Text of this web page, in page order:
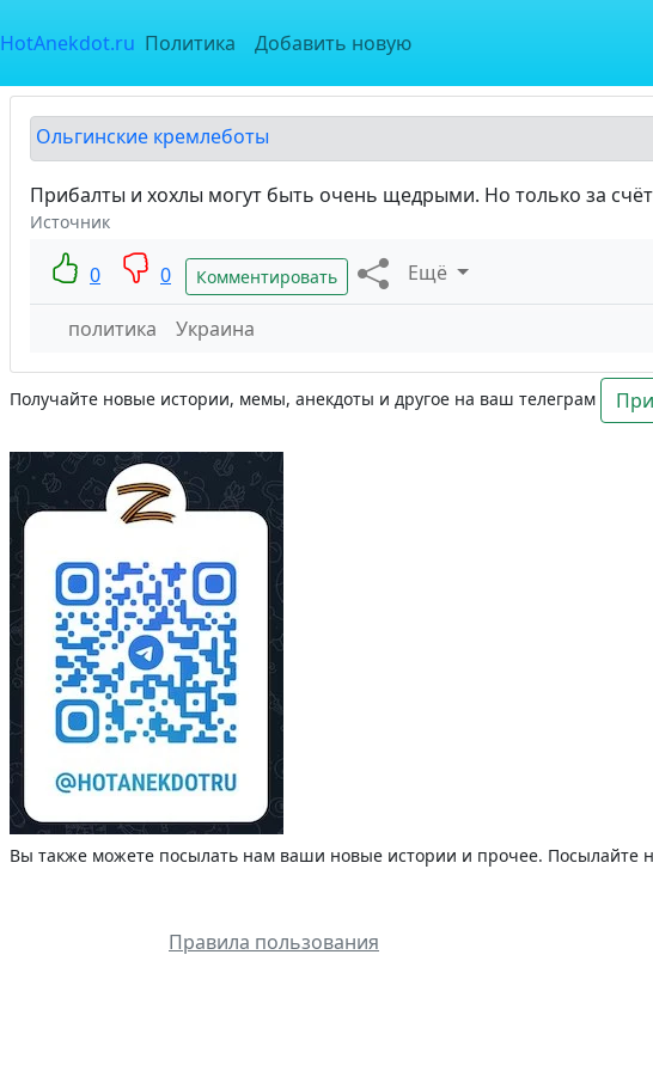
HotAnekdot.ru Политика Добавить новую
Ольгинские кремлеботы
Прибалты и хохлы могут быть очень щедрыми. Но только за
Источник
0 0 Комментировать Ещё
политика Украина
Получайте новые истории, мемы, анекдоты и другое на ваш телеграм
Вы также можете посылать нам ваши новые истории и прочее. Посылайте
Правила пользования